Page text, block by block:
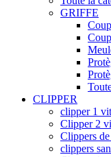
GRIFFE
CLIPPER
clipper 1
Clipper 2
Clippers
clippers